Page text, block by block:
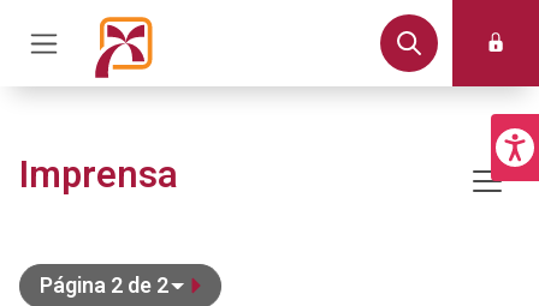
Imprensa
Página 2 de 2